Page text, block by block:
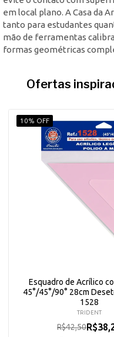
em local plano. A Casa da
tanto para estudantes
mão de ferramentas
formas geométricas
Ofertas
10% OFF
Esquadro de Acrílico
45°/45°/90° 28cm
1528
TRIDENT
R$42,50